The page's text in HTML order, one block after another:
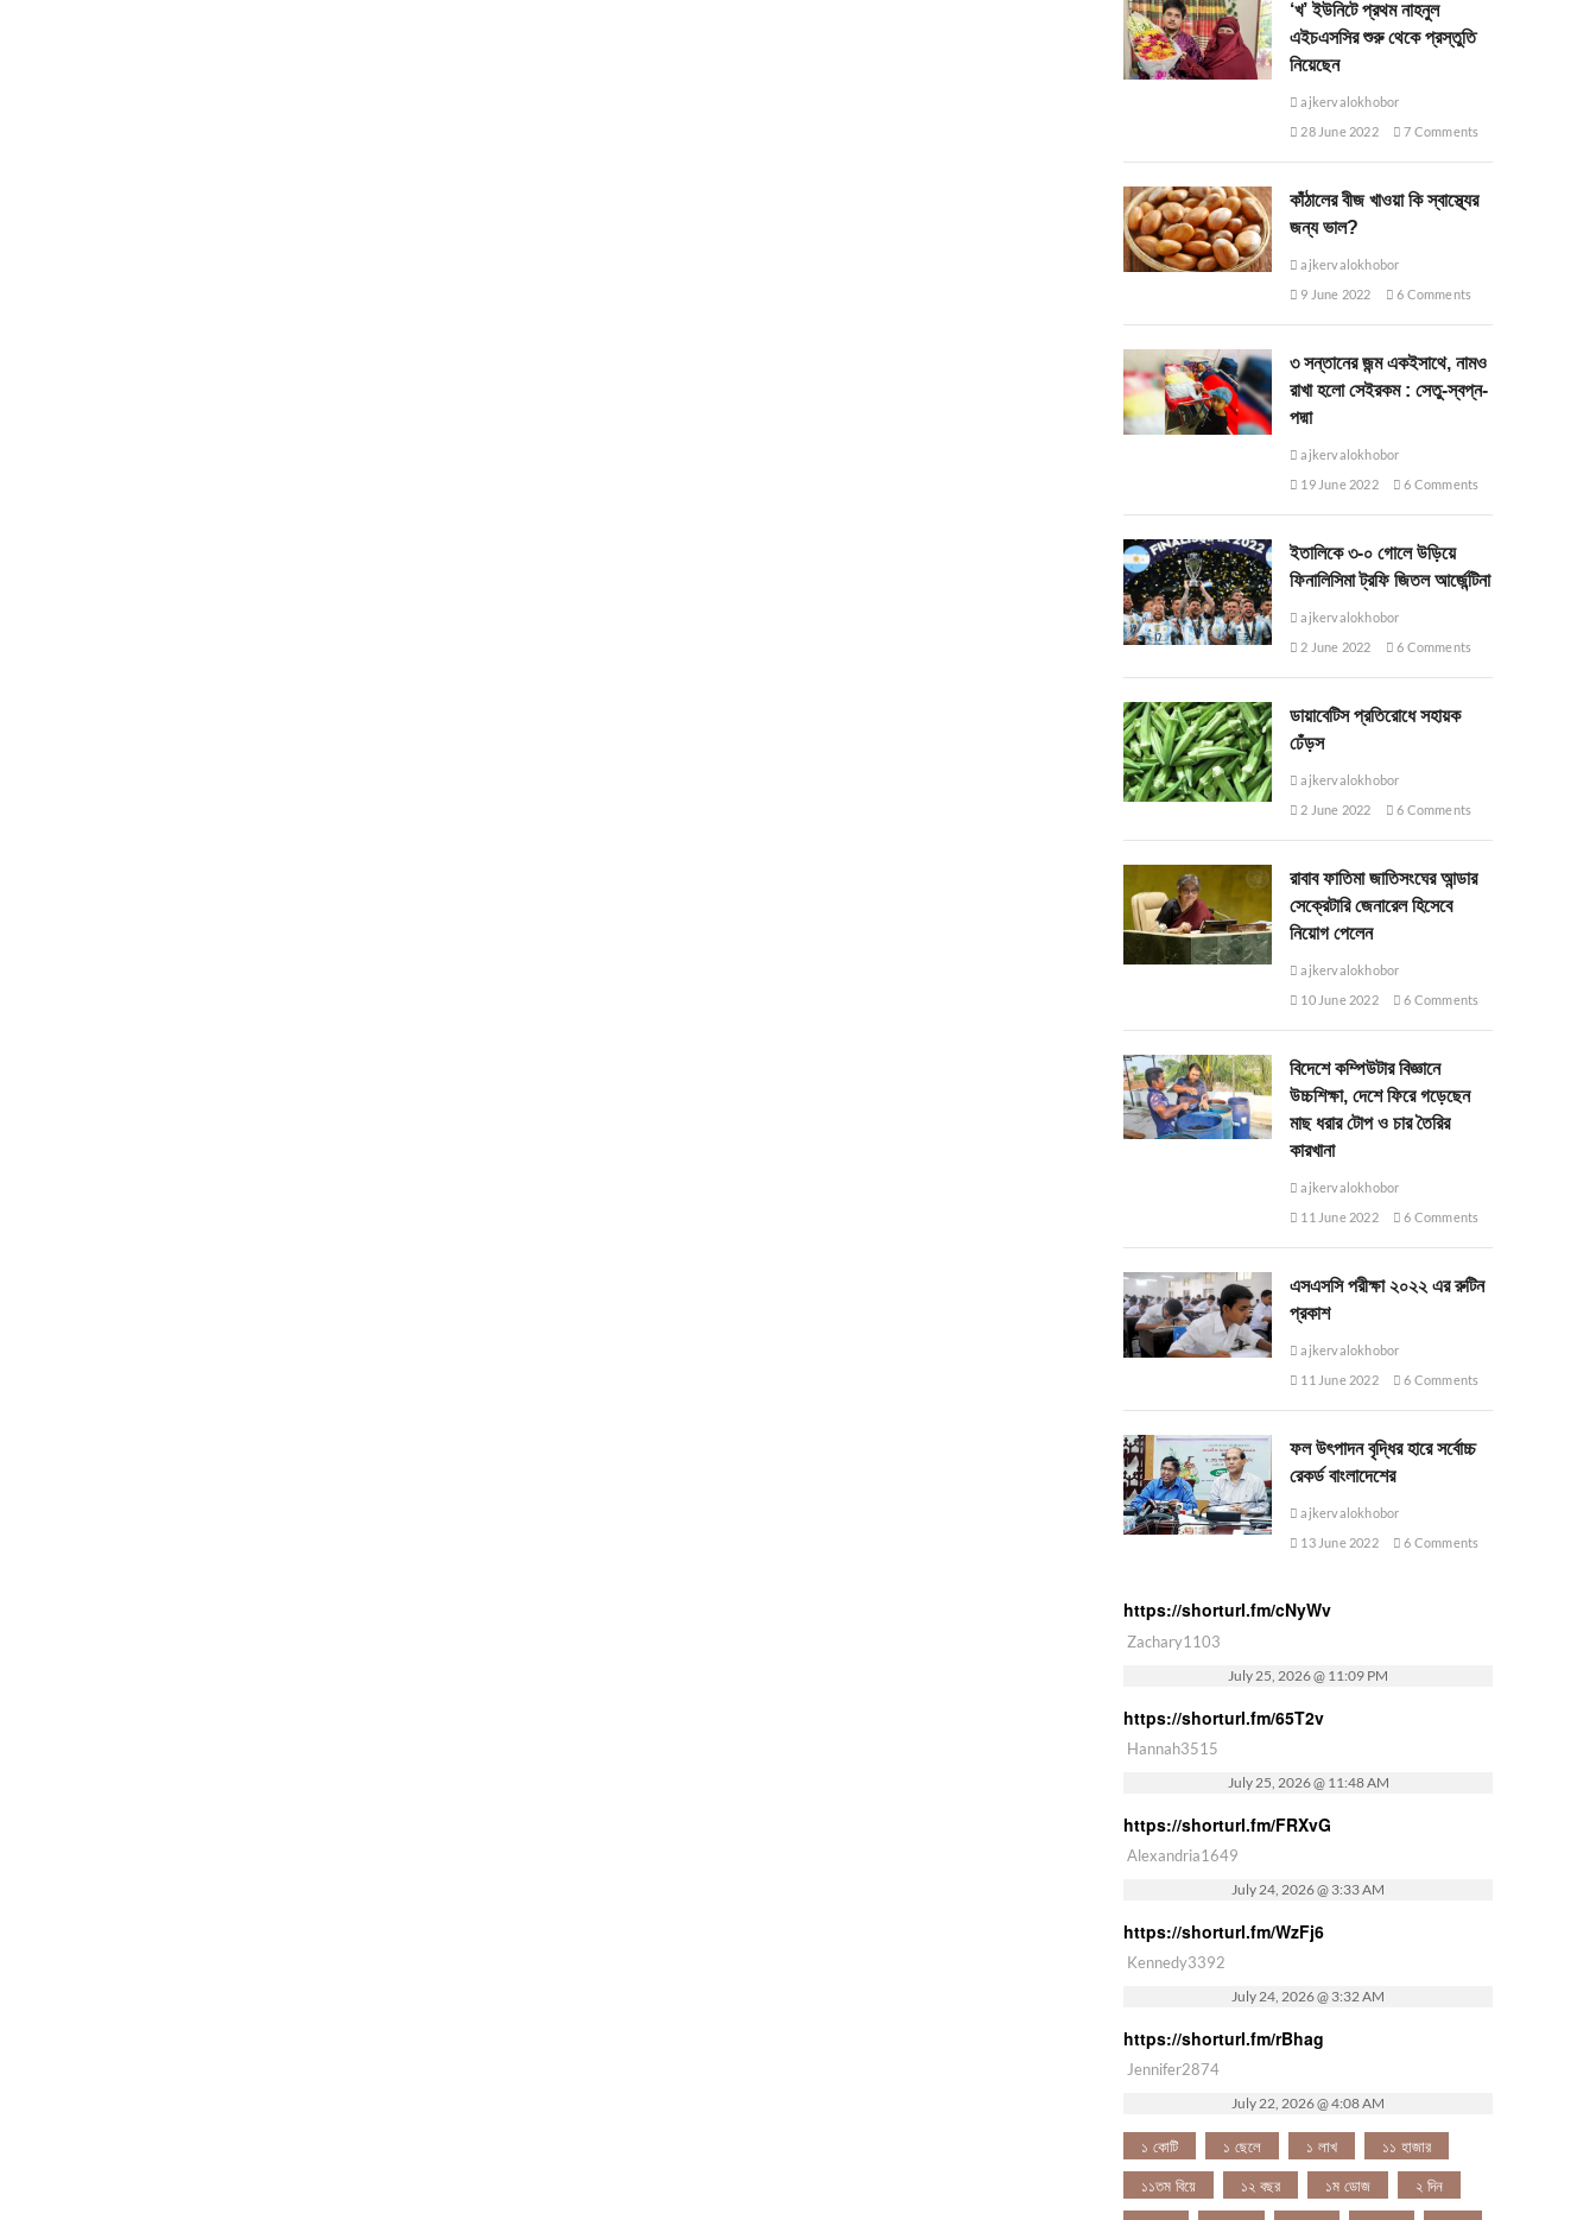
‘খ’ ইউনিটে প্রথম নাহনুল
এইচএসসির শুরু থেকে প্রস্তুতি
নিয়েছেন
ajkervalokhobor
28 June 2022
7 Comments
কাঁঠালের বীজ খাওয়া কি স্বাস্থ্যের
জন্য ভাল?
ajkervalokhobor
9 June 2022
6 Comments
৩ সন্তানের জন্ম একইসাথে, নামও
রাখা হলো সেইরকম : সেতু-স্বপ্ন-
পদ্মা
ajkervalokhobor
19 June 2022
6 Comments
ইতালিকে ৩-০ গোলে উড়িয়ে
ফিনালিসিমা ট্রফি জিতল আর্জেন্টিনা
ajkervalokhobor
2 June 2022
6 Comments
ডায়াবেটিস প্রতিরোধে সহায়ক
ঢেঁড়স
ajkervalokhobor
2 June 2022
6 Comments
রাবাব ফাতিমা জাতিসংঘের আন্ডার
সেক্রেটারি জেনারেল হিসেবে
নিয়োগ পেলেন
ajkervalokhobor
10 June 2022
6 Comments
বিদেশে কম্পিউটার বিজ্ঞানে
উচ্চশিক্ষা, দেশে ফিরে গড়েছেন
মাছ ধরার টোপ ও চার তৈরির
কারখানা
ajkervalokhobor
11 June 2022
6 Comments
এসএসসি পরীক্ষা ২০২২ এর রুটিন
প্রকাশ
ajkervalokhobor
11 June 2022
6 Comments
ফল উৎপাদন বৃদ্ধির হারে সর্বোচ্চ
রেকর্ড বাংলাদেশের
ajkervalokhobor
13 June 2022
6 Comments
https://shorturl.fm/cNyWv
Zachary1103
July 25, 2026 @ 11:09 PM
https://shorturl.fm/65T2v
Hannah3515
July 25, 2026 @ 11:48 AM
https://shorturl.fm/FRXvG
Alexandria1649
July 24, 2026 @ 3:33 AM
https://shorturl.fm/WzFj6
Kennedy3392
July 24, 2026 @ 3:32 AM
https://shorturl.fm/rBhag
Jennifer2874
July 22, 2026 @ 4:08 AM
১ কোটি ১ ছেলে ১ লাখ
১১ হাজার
১১তম বিয়ে
১২ বছর ১ম ডোজ
২ দিন